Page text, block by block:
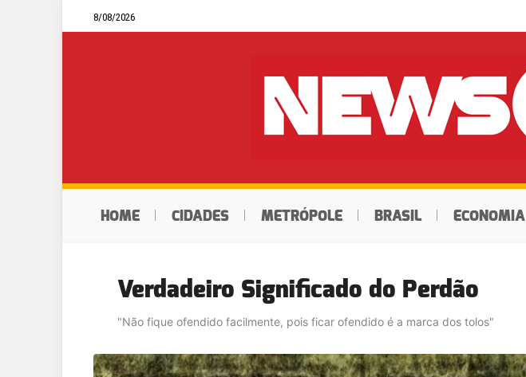
8/08/2026
HOME CIDADES METRÓPOLE BRASIL ECONOMIA
Verdadeiro Significado do Perdão
"Não fique ofendido facilmente, pois ficar ofendido é a marca dos tolos"